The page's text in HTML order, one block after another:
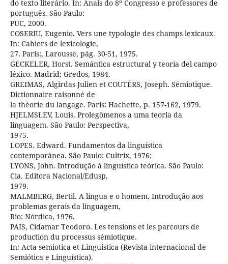
do texto literário. In: Anais do 8º Congresso e professores de
português. São Paulo:
PUC, 2000.
COSERIU, Eugenio. Vers une typologie des champs lexicaux.
In: Cahiers de lexicologie,
27. Paris:, Larousse, pág. 30-51, 1975.
GECKELER, Horst. Semántica estructural y teoría del campo
léxico. Madrid: Gredos, 1984.
GREIMAS, Algirdas Julien et COUTÉRS, Joseph. Sémiotique.
Dictionnaire raisonné de
la théorie du langage. Paris: Hachette, p. 157-162, 1979.
HJELMSLEV, Louis. Prolegômenos a uma teoria da
linguagem. São Paulo: Perspectiva,
1975.
LOPES. Edward. Fundamentos da linguística
contemporânea. São Paulo: Cultrix, 1976;
LYONS, John. Introdução à linguística teórica. São Paulo:
Cia. Editora Nacional/Edusp,
1979.
MALMBERG, Bertil. A língua e o homem. Introdução aos
problemas gerais da linguagem,
Rio: Nórdica, 1976.
PAIS, Cidamar Teodoro. Les tensions et les parcours de
production du processus sémiotique.
In: Acta semiotica et Linguistica (Revista internacional de
Semiótica e Linguística).